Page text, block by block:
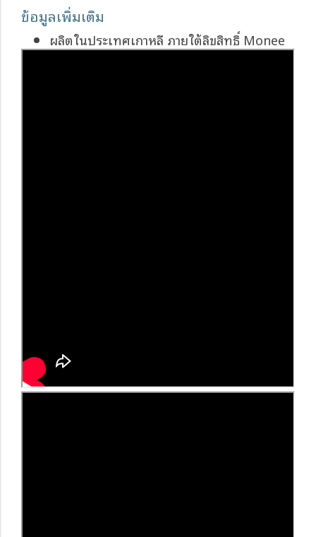
ข้อมูลเพิ่มเติม
ผลิตในประเทศเกาหลี ภายใต้ลิขสิทธิ์ Monee